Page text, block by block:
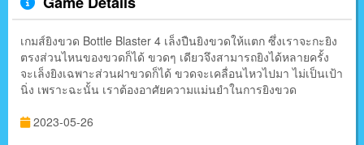
เกมส์ยิงขวด Bottle Blaster 4 เล็งปืนยิงขวดให้แตก ซึ่งเราจะกะยิง
ตรงส่วนไหนของขวดก็ได้ ขวดๆ เดียวจึงสามารถยิงได้หลายครั้ง
จะเล็งยิงเฉพาะส่วนฝาขวดก็ได้ ขวดจะเคลื่อนไหวไปมา ไม่เป็นเป้า
นิ่ง เพราะฉะนั้น เราต้องอาศัยความแม่นยำในการยิงขวด
2023-05-26